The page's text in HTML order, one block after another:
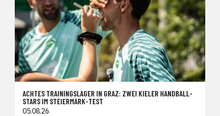
ACHTES TRAININGSLAGER IN GRAZ: ZWEI KIELER HANDBALL-
STARS IM STEIERMARK-TEST
05.08.26